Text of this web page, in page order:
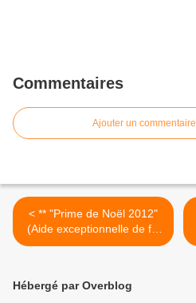
Commentaires
Ajouter un commentaire
< ** "Prime de Noël 2012"
(Aide exceptionnelle de fin
d'année)
Hébergé par Overblog